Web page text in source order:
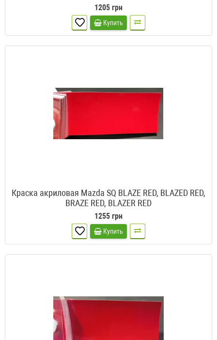
1205 грн
Купить
Краска акриловая Mazda SQ BLAZE RED, BLAZED RED,
BRAZE RED, BLAZER RED
1255 грн
Купить